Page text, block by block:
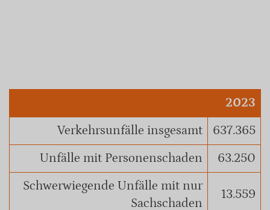
2023
Verkehrsunfälle insgesamt
637.365
Unfälle mit Personenschaden
63.250
Schwerwiegende Unfälle mit nur
Sachschaden
13.559